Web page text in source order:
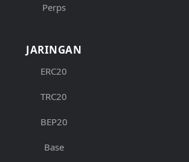
Perps
JARINGAN
ERC20
TRC20
BEP20
Base